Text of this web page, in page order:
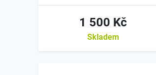
1 500 Kč
Skladem